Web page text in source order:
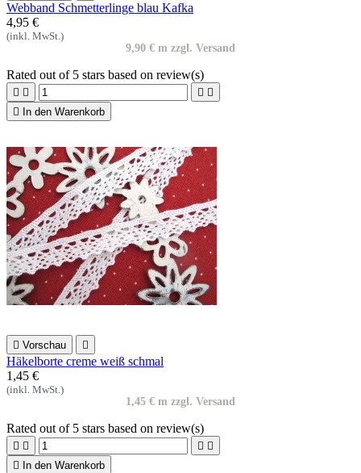
Webband Schmetterlinge blau Kafka
4,95 €
(inkl. MwSt.)
9,90 € m zzgl. Versand
Rated out of 5 stars based on review(s)
   

In den Warenkorb
 Vorschau 
Häkelborte creme weiß schmal
1,45 €
(inkl. MwSt.)
1,45 € m zzgl. Versand
Rated out of 5 stars based on review(s)
   

In den Warenkorb